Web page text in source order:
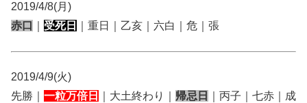
2019/4/8(月)
赤口
受死日 ｜重日｜乙亥｜六白｜危｜張
2019/4/9(火)
先勝｜ 一粒万倍日 ｜大土終わり｜ 帰忌日
｜丙子｜七赤｜成